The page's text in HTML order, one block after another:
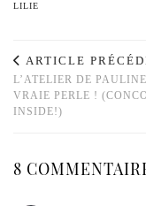
LILIE
ARTICLE
L’ATELIER DE
VRAIE PERLE !
INSIDE!)
8